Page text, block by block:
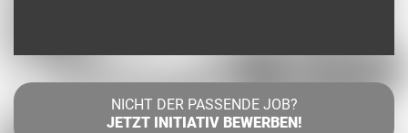
NICHT DER PASSENDE JOB?
JETZT INITIATIV BEWERBEN!